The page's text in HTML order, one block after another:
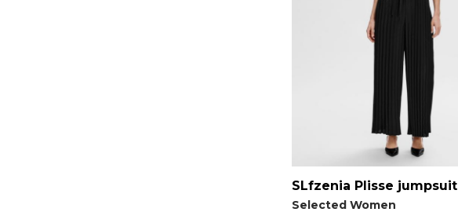
SLfzenia Plisse jumpsuit
Selected Women